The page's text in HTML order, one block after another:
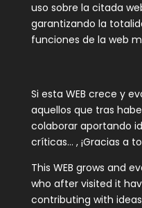
uso sobre la citada
garantizando la
funciones de la web
Si esta WEB crece y
aquellos que tras
colaborar aportando
críticas… , ¡Gracias a
This WEB grows and
who after visited it
contributing with